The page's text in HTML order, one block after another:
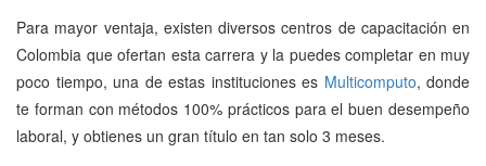
Para mayor ventaja, existen diversos centros de capacitación en
Colombia que ofertan esta carrera y la puedes completar en muy
poco tiempo, una de estas instituciones es Multicomputo, donde
te forman con métodos 100% prácticos para el buen desempeño
laboral, y obtienes un gran título en tan solo 3 meses.